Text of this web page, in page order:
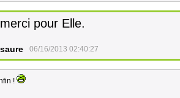
pour Elle.
06/16/2013 02:40:27
!